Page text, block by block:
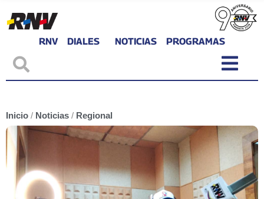
RNV DIALES NOTICIAS PROGRAMAS
Inicio / Noticias / Regional